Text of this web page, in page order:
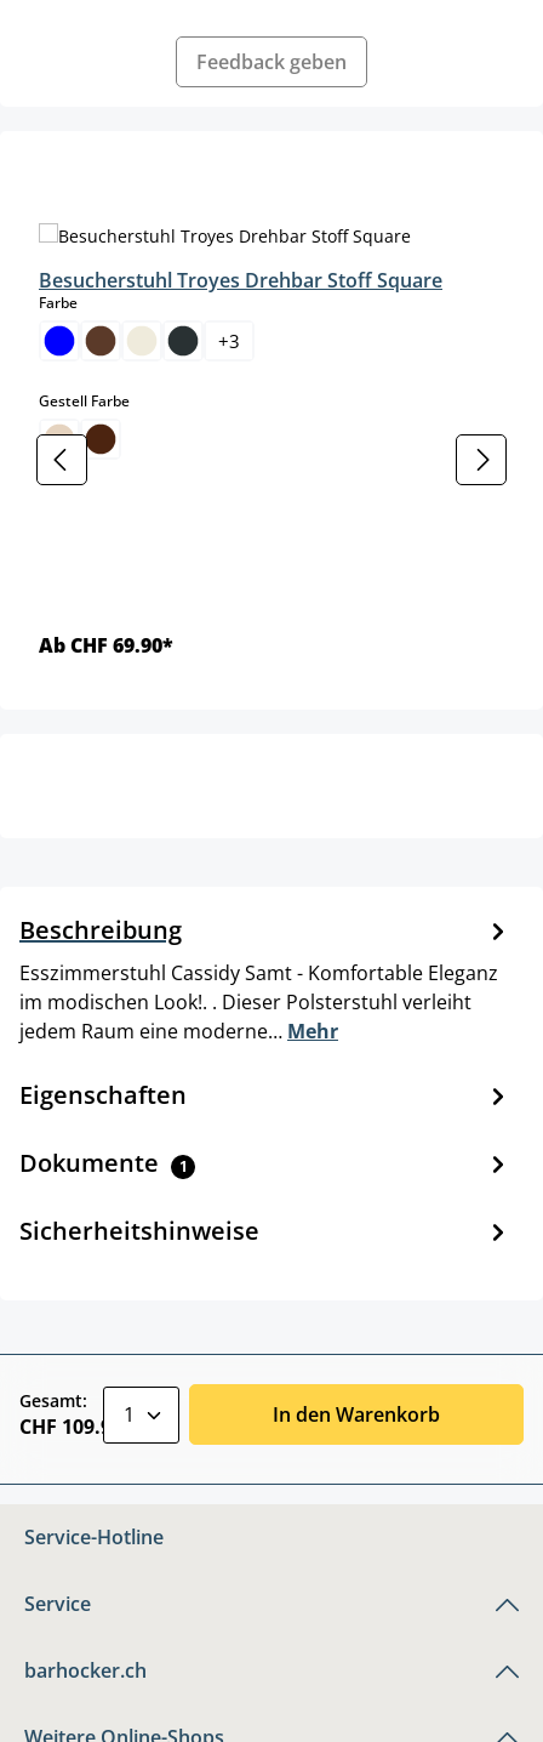
Feedback geben
Besucherstuhl Troyes Drehbar Stoff Square
Farbeauswählen
+3
Gestell Farbeauswählen
Ab CHF 69.90*
Beschreibung
Esszimmerstuhl Cassidy Samt - Komfortable Eleganz
im modischen Look!. . Dieser Polsterstuhl verleiht
jedem Raum eine moderne… Mehr
Eigenschaften
Dokumente 1
Sicherheitshinweise
Gesamt:
CHF 109.90 In den Warenkorb
Service-Hotline
Service
barhocker.ch